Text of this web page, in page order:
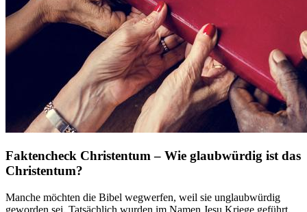
Faktencheck Christentum – Wie glaubwürdig ist das
Christentum?
Manche möchten die Bibel wegwerfen, weil sie unglaubwürdig
geworden sei. Tatsächlich wurden im Namen Jesu Kriege geführt,